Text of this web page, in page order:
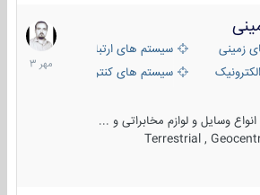
زمینی
سیستم های ارتباطی و جمع آوری
سیستم های کنترل آتش و تجهیزات
وسایل و لوازم مخابراتی و ...
Terrestrial ,
1
مهر
1403